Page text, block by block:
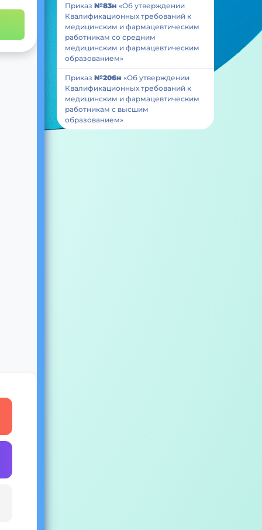
Приказ №83н «Об утверждении
Квалификационных требований к
медицинским и фармацевтическим
работникам со средним
медицинским и фармацевтическим
образованием»
Приказ №206н «Об утверждении
Квалификационных требований к
медицинским и фармацевтическим
работникам с высшим
образованием»